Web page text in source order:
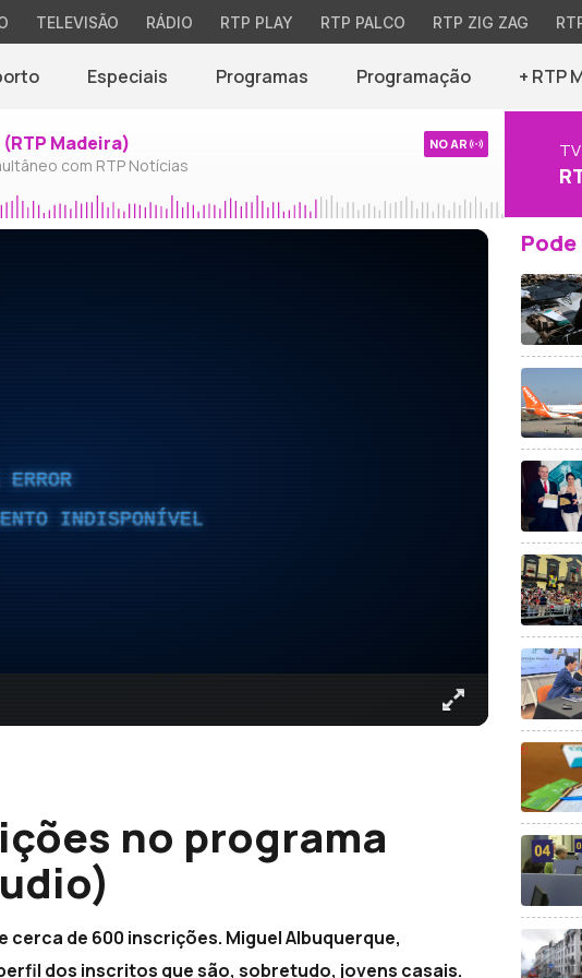
TELEVISÃO RÁDIO RTP PLAY RTP PALCO RTP ZIG ZAG
Especiais Programas Programação + RTP
Madeira)
com RTP Notícias
NO AR TV
INDISPONÍVEL
no programa
cerca de 600 inscrições. Miguel Albuquerque,
dos inscritos que são, sobretudo, jovens casais.